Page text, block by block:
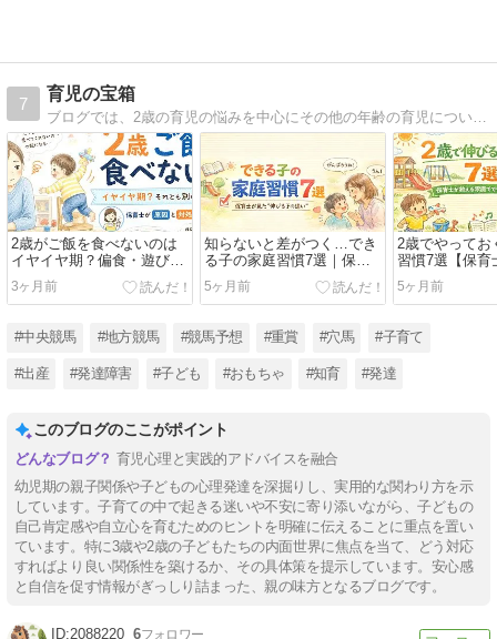
支援プログラ
ムとは？
7
育児の宝箱
2歳がご飯を食べないのは
イヤイヤ期？偏食・遊び食
べの理由と保育士が教える
正しい対処法
3ヶ月前
知らないと差がつく…でき
る子の家庭習慣7選｜保育
士が本音で解説
5ヶ月前
2歳でやってお
習慣7選【保育
発達を支える
り方
5ヶ月前
#中央競馬 #地方競馬 #競馬予想 #重賞 #穴馬 #子育て
#出産 #発達障害 #子ども #おもちゃ #知育 #発達
このブログのここがポイント
育児心理と実践的アドバイスを融合
幼児期の親子関係や子どもの心理発達を深掘りし、実用的な関わり方を示
しています。子育ての中で起きる迷いや不安に寄り添いながら、子どもの
自己肯定感や自立心を育むためのヒントを明確に伝えることに重点を置い
ています。特に3歳や2歳の子どもたちの内面世界に焦点を当て、どう対応
すればより良い関係性を築けるか、その具体策を提示しています。安心感
と自信を促す情報がぎっしり詰まった、親の味方となるブログです。
2088220 6